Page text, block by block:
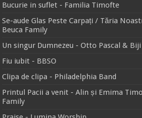
Bucurie in suflet - Familia Timofte
Se-aude Glas Peste Carpați / Tăria
Beuca Family
Un singur Dumnezeu - Otto Pascal & Biji
Fiu iubit - BBSO
Clipa de clipa - Philadelphia Band
Printul Pacii a venit - Alin și Emima
Family